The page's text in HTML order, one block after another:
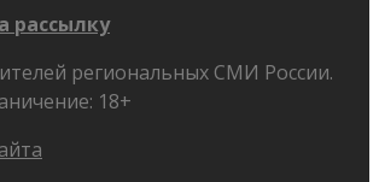
рассылку
региональных СМИ России.
18+